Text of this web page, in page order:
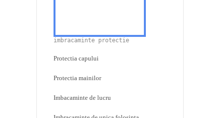
imbracaminte protectie
Protectia capului
Protectia mainilor
Imbacaminte de lucru